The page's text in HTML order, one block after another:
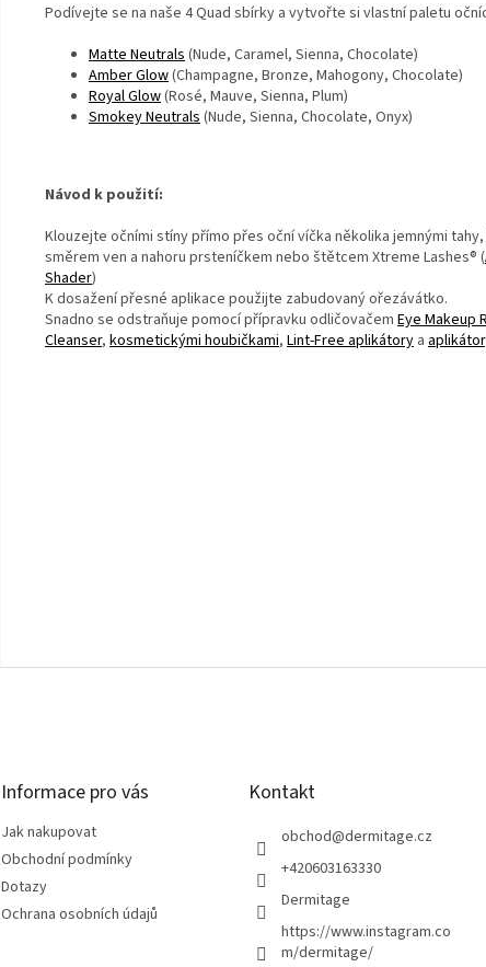
Podívejte se na naše 4 Quad sbírky a vytvořte si vlastní paletu
Matte Neutrals (Nude, Caramel, Sienna, Chocolate)
Amber Glow(Champagne, Bronze, Mahogony, Chocolate)
Royal Glow(Rosé, Mauve, Sienna, Plum)
Smokey Neutrals (Nude, Sienna, Chocolate, Onyx)
Návod k použití:
Klouzejte očními stíny přímo přes oční víčka několika jemnými
směrem ven a nahoru prsteníčkem nebo štětcem Xtreme Lashes® (
Shader)
K dosažení přesné aplikace použijte zabudovaný ořezávátko.
Snadno se odstraňuje pomocí přípravku odličovačem Eye Makeup
Cleanser, kosmetickými houbičkami, Lint-Free aplikátory a
Informace pro vás
Jak nakupovat
Obchodní podmínky
Dotazy
Ochrana osobních údajů
Kontakt
obchod@dermitage.cz
+420603163330
Dermitage
https://www.instagram.co
m/dermitage/